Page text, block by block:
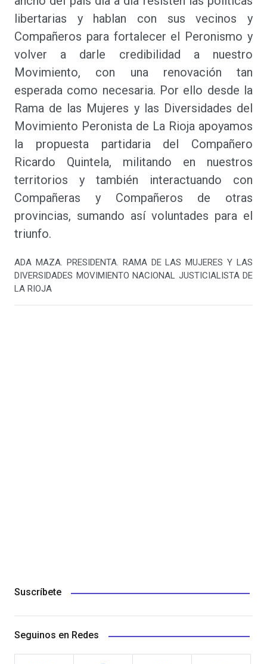
libertarias y hablan con sus vecinos y
Compañeros para fortalecer el Peronismo y
volver a darle credibilidad a nuestro
Movimiento, con una renovación tan
esperada como necesaria. Por ello desde la
Rama de las Mujeres y las Diversidades del
Movimiento Peronista de La Rioja apoyamos
la propuesta partidaria del Compañero
Ricardo Quintela, militando en nuestros
territorios y también interactuando con
Compañeras y Compañeros de otras
provincias, sumando así voluntades para el
triunfo.
ADA MAZA. PRESIDENTA. RAMA DE LAS MUJERES Y LAS
DIVERSIDADES MOVIMIENTO NACIONAL JUSTICIALISTA DE
LA RIOJA
Suscríbete
Seguinos en Redes